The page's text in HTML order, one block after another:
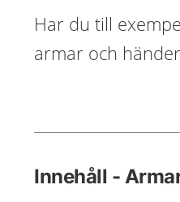
Har du till
armar och
Innehåll -